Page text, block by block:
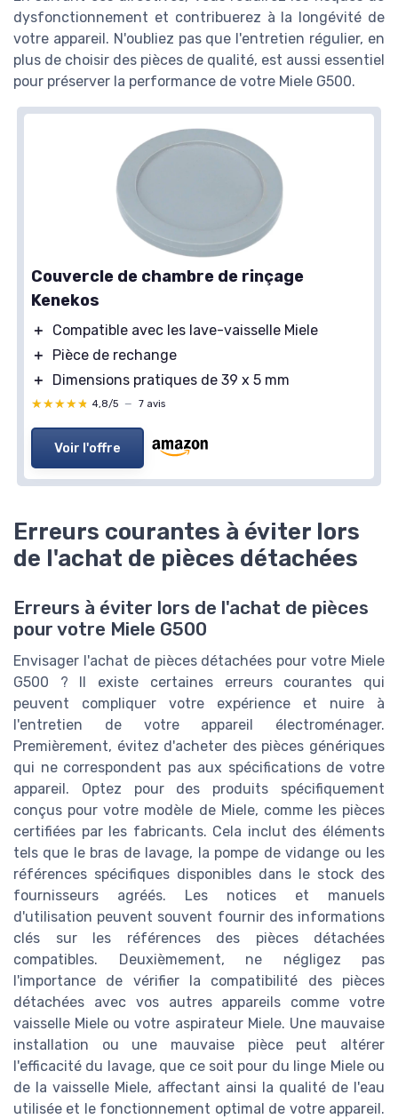
dysfonctionnement et contribuerez à la longévité de
votre appareil. N'oubliez pas que l'entretien régulier, en
plus de choisir des pièces de qualité, est aussi essentiel
pour préserver la performance de votre Miele G500.
Couvercle de chambre de rinçage
Kenekos
＋
Compatible avec les lave-vaisselle Miele
＋
Pièce de rechange
＋
Dimensions pratiques de 39 x 5 mm
★★★★★
★★★★★ 4,8/5 — 7 avis
Voir l'offre
Erreurs courantes à éviter lors
de l'achat de pièces détachées
Erreurs à éviter lors de l'achat de pièces
pour votre Miele G500
Envisager l'achat de pièces détachées pour votre Miele
G500 ? Il existe certaines erreurs courantes qui
peuvent compliquer votre expérience et nuire à
l'entretien de votre appareil électroménager.
Premièrement, évitez d'acheter des pièces génériques
qui ne correspondent pas aux spécifications de votre
appareil. Optez pour des produits spécifiquement
conçus pour votre modèle de Miele, comme les pièces
certifiées par les fabricants. Cela inclut des éléments
tels que le bras de lavage, la pompe de vidange ou les
références spécifiques disponibles dans le stock des
fournisseurs agréés. Les notices et manuels
d'utilisation peuvent souvent fournir des informations
clés sur les références des pièces détachées
compatibles. Deuxièmement, ne négligez pas
l'importance de vérifier la compatibilité des pièces
détachées avec vos autres appareils comme votre
vaisselle Miele ou votre aspirateur Miele. Une mauvaise
installation ou une mauvaise pièce peut altérer
l'efficacité du lavage, que ce soit pour du linge Miele ou
de la vaisselle Miele, affectant ainsi la qualité de l'eau
utilisée et le fonctionnement optimal de votre appareil.